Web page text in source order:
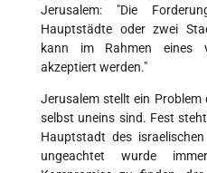
Jerusalem: "Die
Hauptstädte oder zwei
kann im Rahmen eines
akzeptiert werden."
Jerusalem stellt ein Problem
selbst uneins sind. Fest
Hauptstadt des
ungeachtet wurde